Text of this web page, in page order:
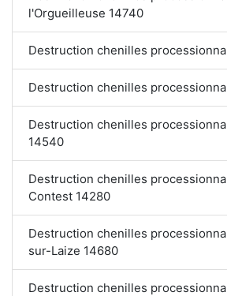
l'Orgueilleuse 14740
Destruction chenilles
Destruction chenilles
Destruction chenilles
14540
Destruction chenilles
Contest 14280
Destruction chenilles
sur-Laize 14680
Destruction chenilles